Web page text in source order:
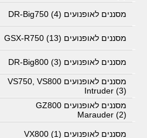
מסננים לאופנועים DR-Big750 (4)
מסננים לאופנועים GSX-R750 (13)
מסננים לאופנועים DR-Big800 (3)
מסננים לאופנועים VS750, VS800
Intruder (3)
מסננים לאופנועים GZ800
Marauder (2)
מסננים לאופנועים VX800 (1)